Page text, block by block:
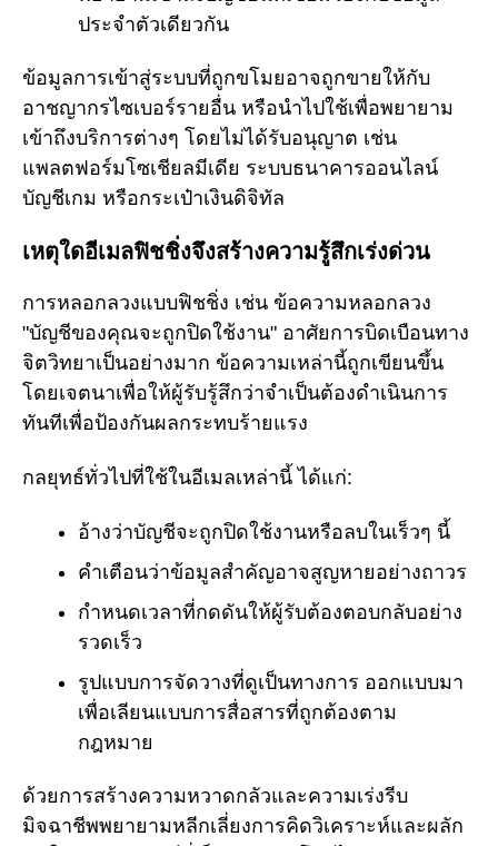
ประจำตัวเดียวกัน
ข้อมูลการเข้าสู่ระบบที่ถูกขโมยอาจถูกขายให้กับ
อาชญากรไซเบอร์รายอื่น หรือนำไปใช้เพื่อพยายาม
เข้าถึงบริการต่างๆ โดยไม่ได้รับอนุญาต เช่น
แพลตฟอร์มโซเชียลมีเดีย ระบบธนาคารออนไลน์
บัญชีเกม หรือกระเป๋าเงินดิจิทัล
เหตุใดอีเมลฟิชชิ่งจึงสร้างความรู้สึกเร่งด่วน
การหลอกลวงแบบฟิชชิ่ง เช่น ข้อความหลอกลวง
"บัญชีของคุณจะถูกปิดใช้งาน" อาศัยการบิดเบือนทาง
จิตวิทยาเป็นอย่างมาก ข้อความเหล่านี้ถูกเขียนขึ้น
โดยเจตนาเพื่อให้ผู้รับรู้สึกว่าจำเป็นต้องดำเนินการ
ทันทีเพื่อป้องกันผลกระทบร้ายแรง
กลยุทธ์ทั่วไปที่ใช้ในอีเมลเหล่านี้ ได้แก่:
อ้างว่าบัญชีจะถูกปิดใช้งานหรือลบในเร็วๆ นี้
คำเตือนว่าข้อมูลสำคัญอาจสูญหายอย่างถาวร
กำหนดเวลาที่กดดันให้ผู้รับต้องตอบกลับอย่าง
รวดเร็ว
รูปแบบการจัดวางที่ดูเป็นทางการ ออกแบบมา
เพื่อเลียนแบบการสื่อสารที่ถูกต้องตาม
กฎหมาย
ด้วยการสร้างความหวาดกลัวและความเร่งรีบ
มิจฉาชีพพยายามหลีกเลี่ยงการคิดวิเคราะห์และผลัก